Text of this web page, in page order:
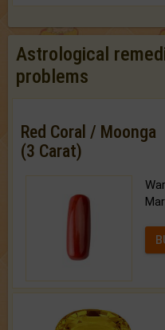
Astrological
problems
Red Coral / Moonga
(3 Carat)